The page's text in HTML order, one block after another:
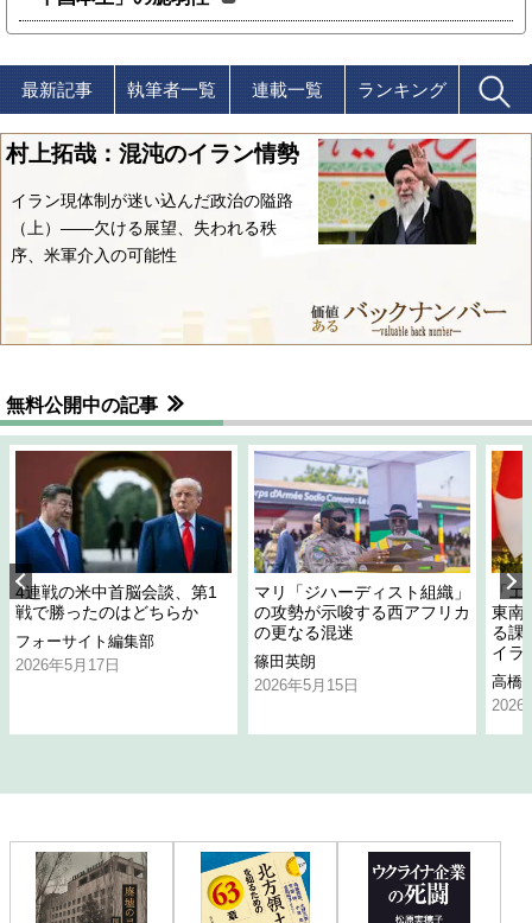
最新記事 執筆者一覧 連載一覧 ランキング
村上拓哉：混沌のイラン情勢
イラン現体制が迷い込んだ政治の隘路
（上）――欠ける展望、失われる秩
序、米軍介入の可能性
無料公開中の記事
4連戦の米中首脳会談、第1
戦で勝ったのはどちらか
フォーサイト編集部
2026年5月17日
マリ「ジハーディスト組織」
の攻勢が示唆する西アフリカ
の更なる混迷
篠田英朗
2026年5月15日
「
東南
る課
イラ
高橋
2026